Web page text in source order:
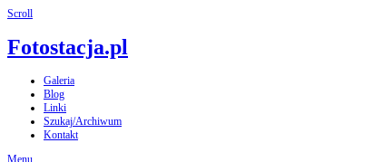
Scroll
Fotostacja.pl
Galeria
Blog
Linki
Szukaj/Archiwum
Kontakt
Menu